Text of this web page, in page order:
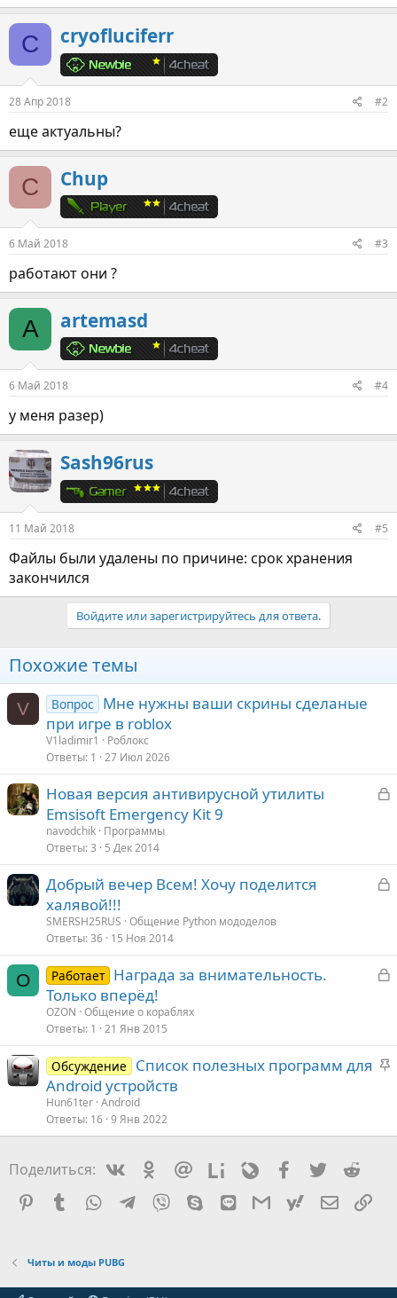
C cryofluciferr
28 Апр 2018 #2
еще актуальны?
C Chup
6 Май 2018 #3
работают они ?
A artemasd
6 Май 2018 #4
у меня разер)
Sash96rus
11 Май 2018 #5
Файлы были удалены по причине: срок хранения
закончился
Войдите или зарегистрируйтесь для ответа.
Похожие темы
V Вопрос
Мне нужны ваши скрины сделаные
при игре в roblox
V1ladimir1
Роблокс
Ответы 1 27 Июл 2026
З
т
Новая версия антивирусной утилиты
Emsisoft Emergency Kit 9
navodchik Программы
Ответы 3 5 Дек 2014
З
т
Добрый вечер Всем! Хочу поделится
халявой!!!
SMERSH25RUS Общение Python мододелов
Ответы 36 15 Ноя 2014
O
З
т
Работает Награда за внимательность.
Только вперёд!
OZON Общение о кораблях
Ответы 1 21 Янв 2015
З
е
Обсуждение
Список полезных программ для
Android устройств
Hun61ter Android
Ответы 16 9 Янв 2022
Поделиться: VkontakteOdnoklassniki
Mail.ruLiveinternetLivejournalFacebook
Twitter
Pinterest
Tumblr WhatsAppTelegram
Viber Skype LineGmailyahoomail
Читы и моды PUBG